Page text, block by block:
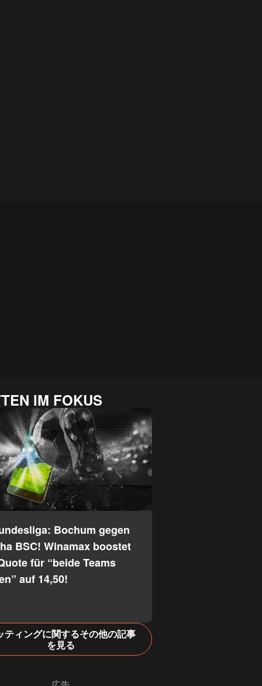
IM FOKUS
Bochum gegen
BSC! Winamax boostet
für “beide Teams
auf 14,50!
ティングに関するその他の記事
を見る